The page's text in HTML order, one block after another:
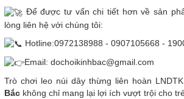
Để được tư vấn chi tiết hơn về sản
lòng liên hệ với chúng tôi:
Hotline:0972138988 - 0907105668 -
Email: dochoikinhbac@gmail.com
Trò chơi leo núi dây thừng liên hoàn
Bắc không chỉ mang lại lợi ích vượt trội cho